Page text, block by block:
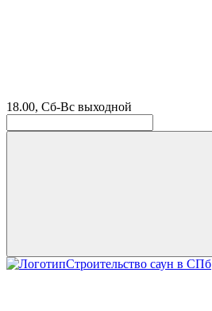
18.00, Сб-Вс выходной
Строительство саун в СПб